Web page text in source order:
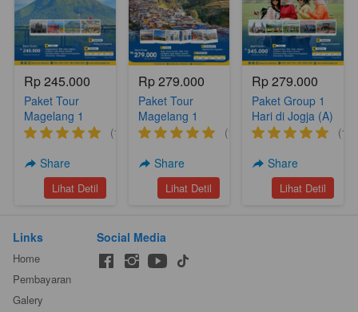
Rp 245.000
Paket Tour
Magelang 1
Hari (A17)
(1)
Share
`Lihat Detil
Rp 279.000
Paket Tour
Magelang 1
Hari Nepal Van
Nampan
Sukomakmur
(1)
Share
`
Lihat Detil
Rp 279.000
Paket Group 1
Hari di Jogja (A)
(1)
Share
`Lihat Detil
Links
Home
Pembayaran
Galery
Social Media